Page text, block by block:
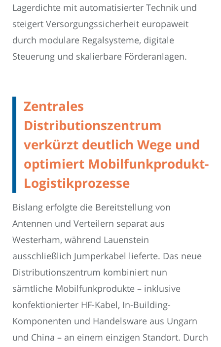
Lagerdichte mit automatisierter Technik und
steigert Versorgungssicherheit europaweit
durch modulare Regalsysteme, digitale
Steuerung und skalierbare Förderanlagen.
Zentrales
Distributionszentrum
verkürzt deutlich Wege und
optimiert Mobilfunkprodukt-
Logistikprozesse
Bislang erfolgte die Bereitstellung von
Antennen und Verteilern separat aus
Westerham, während Lauenstein
ausschließlich Jumperkabel lieferte. Das neue
Distributionszentrum kombiniert nun
sämtliche Mobilfunkprodukte – inklusive
konfektionierter HF-Kabel, In-Building-
Komponenten und Handelsware aus Ungarn
und China – an einem einzigen Standort. Durch